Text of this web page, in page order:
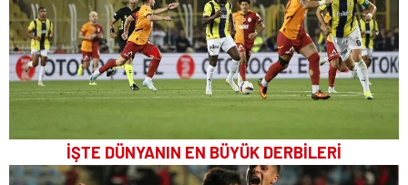
İŞTE DÜNYANIN EN BÜYÜK DERBİLERİ